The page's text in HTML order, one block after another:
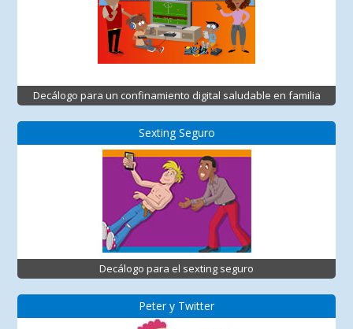
Decálogo para un confinamiento digital saludable en familia
Sexting Seguro
Decálogo para el sexting seguro
Peter y Twitter